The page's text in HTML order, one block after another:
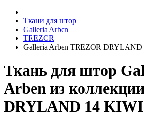
Ткани для штор
Galleria Arben
TREZOR
Galleria Arben TREZOR
Ткань для штор
Arben из
DRYLAND 14 KIWI